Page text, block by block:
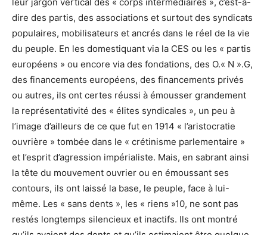
dire des partis, des associations et surtout des syndicats
populaires, mobilisateurs et ancrés dans le réel de la vie
du peuple. En les domestiquant via la CES ou les « partis
européens » ou encore via des fondations, des O.« N ».G,
des financements européens, des financements privés
ou autres, ils ont certes réussi à émousser grandement
la représentativité des « élites syndicales », un peu à
l’image d’ailleurs de ce que fut en 1914 « l’aristocratie
ouvrière » tombée dans le « crétinisme parlementaire »
et l’esprit d’agression impérialiste. Mais, en sabrant ainsi
la tête du mouvement ouvrier ou en émoussant ses
contours, ils ont laissé la base, le peuple, face à lui-
même. Les « sans dents », les « riens »10, ne sont pas
restés longtemps silencieux et inactifs. Ils ont montré